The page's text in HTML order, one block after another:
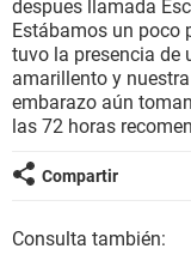
despues llamada
Estábamos un poco
tuvo la presencia de
amarillento y
embarazo aún
las 72 horas
Compartir
Consulta también: